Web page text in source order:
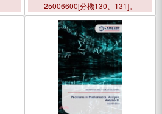
25006600[分機130、131]。